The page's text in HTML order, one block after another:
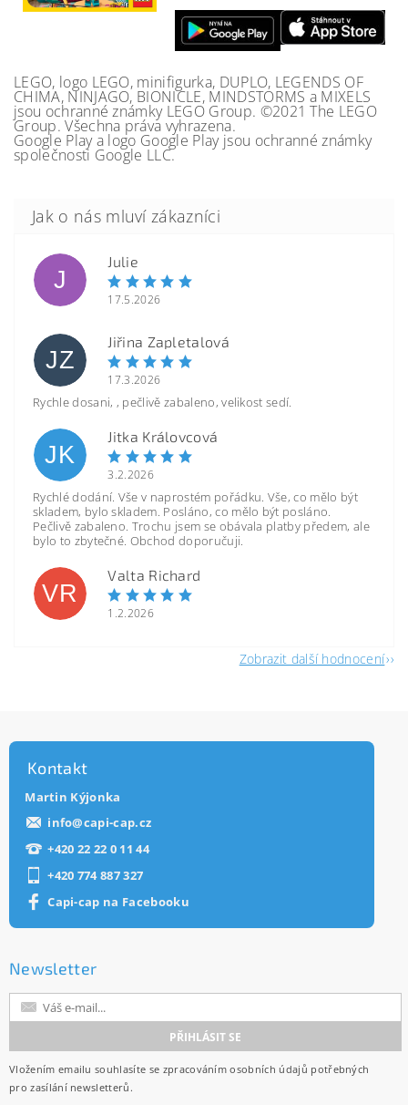
LEGO, logo LEGO, minifigurka, DUPLO, LEGENDS OF
CHIMA, NINJAGO, BIONICLE, MINDSTORMS a MIXELS
jsou ochranné známky LEGO Group. ©2021 The LEGO
Group. Všechna práva vyhrazena.
Google Play a logo Google Play jsou ochranné známky
společnosti Google LLC.
J
Julie
17.5.2026
JZ
Jiřina Zapletalová
17.3.2026
Rychle dosani, , pečlivě zabaleno, velikost sedí.
JK
Jitka Královcová
3.2.2026
Rychlé dodání. Vše v naprostém pořádku. Vše, co mělo být
skladem, bylo skladem. Posláno, co mělo být posláno.
Pečlivě zabaleno. Trochu jsem se obávala platby předem, ale
bylo to zbytečné. Obchod doporučuji.
VR
Valta Richard
1.2.2026
Zobrazit další hodnocení
Kontakt
Martin Kýjonka
info@capi-cap.cz
+420 22 22 0 11 44
+420 774 887 327
Capi-cap na Facebooku
Newsletter
Vložením emailu souhlasíte se zpracováním osobních údajů potřebných
pro zasílání newsletterů.